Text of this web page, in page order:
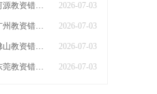
2026下半年河源教资错过了7月份报名可以补报吗？ 2026-07-03
2026下半年广州教资错过了7月份报名可以补报吗？ 2026-07-03
2026下半年佛山教资错过了7月份报名可以补报吗？ 2026-07-03
2026下半年东莞教资错过了7月份报名可以补报吗？ 2026-07-03